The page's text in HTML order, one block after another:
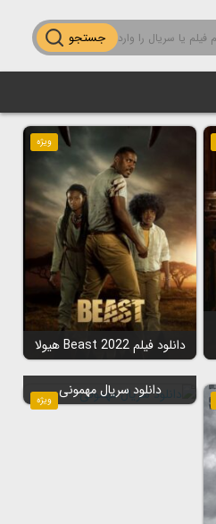
جستجو
ویژه
دانلود فیلم Beast 2022 هیولا
ویژه
دانلود سریال مهمونی